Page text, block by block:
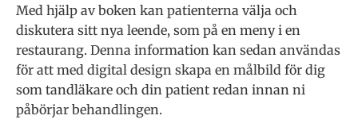
Med hjälp av boken kan patienterna välja och
diskutera sitt nya leende, som på en meny i en
restaurang. Denna information kan sedan användas
för att med digital design skapa en målbild för dig
som tandläkare och din patient redan innan ni
påbörjar behandlingen.